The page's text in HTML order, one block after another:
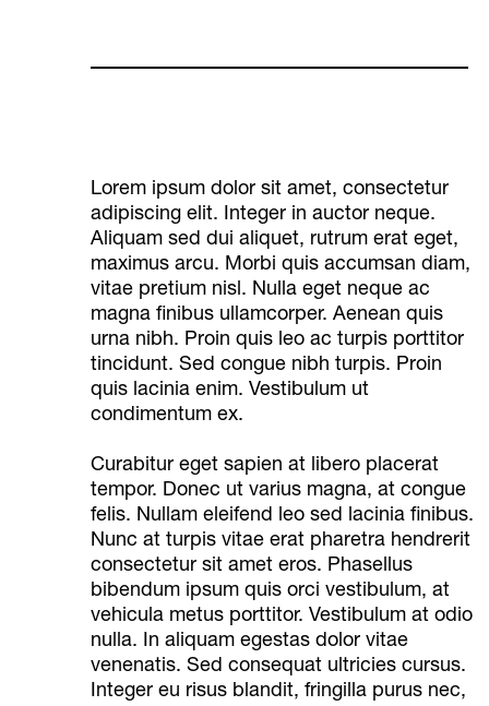
Lorem ipsum dolor sit amet, consectetur
adipiscing elit. Integer in auctor neque.
Aliquam sed dui aliquet, rutrum erat eget,
maximus arcu. Morbi quis accumsan diam,
vitae pretium nisl. Nulla eget neque ac
magna finibus ullamcorper. Aenean quis
urna nibh. Proin quis leo ac turpis porttitor
tincidunt. Sed congue nibh turpis. Proin
quis lacinia enim. Vestibulum ut
condimentum ex.
Curabitur eget sapien at libero placerat
tempor. Donec ut varius magna, at congue
felis. Nullam eleifend leo sed lacinia finibus.
Nunc at turpis vitae erat pharetra hendrerit
consectetur sit amet eros. Phasellus
bibendum ipsum quis orci vestibulum, at
vehicula metus porttitor. Vestibulum at odio
nulla. In aliquam egestas dolor vitae
venenatis. Sed consequat ultricies cursus.
Integer eu risus blandit, fringilla purus nec,